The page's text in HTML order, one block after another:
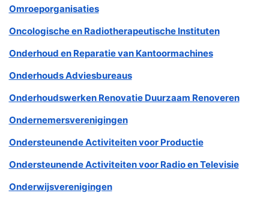
Omroeporganisaties
Oncologische en Radiotherapeutische Instituten
Onderhoud en Reparatie van Kantoormachines
Onderhouds Adviesbureaus
Onderhoudswerken Renovatie Duurzaam Renoveren
Ondernemersverenigingen
Ondersteunende Activiteiten voor Productie
Ondersteunende Activiteiten voor Radio en Televisie
Onderwijsverenigingen